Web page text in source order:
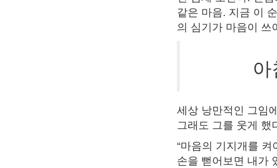
같은 마음. 지금 이
의 심기가 마음이 쓰
세상 낭만적인 그임
그래도 그를 웃게 했
“마음의 기지개를
손을 뻗어보면 내가